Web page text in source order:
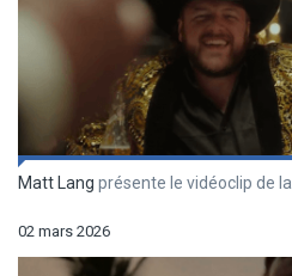
Matt Lang présente le vidéoclip de
02 mars 2026